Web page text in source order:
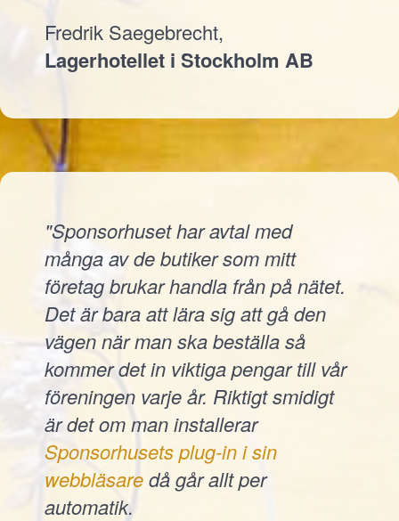
Fredrik Saegebrecht,
Lagerhotellet i Stockholm AB
"Sponsorhuset har avtal med
många av de butiker som mitt
företag brukar handla från på nätet.
Det är bara att lära sig att gå den
vägen när man ska beställa så
kommer det in viktiga pengar till vår
föreningen varje år. Riktigt smidigt
är det om man installerar
Sponsorhusets plug-in i sin
webbläsaredå går allt per
automatik.